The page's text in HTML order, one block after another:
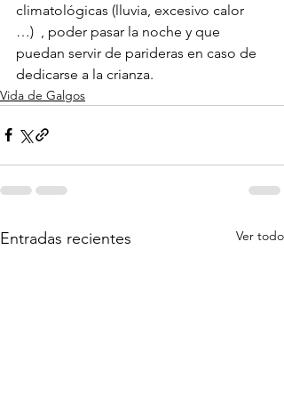
climatológicas (lluvia, excesivo calor
…)  , poder pasar la noche y que
puedan servir de parideras en caso de
dedicarse a la crianza.
Vida de Galgos
Entradas recientes Ver todo